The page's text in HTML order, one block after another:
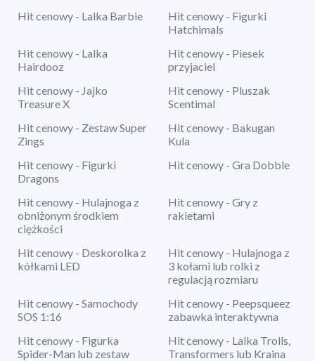
Hit cenowy - Lalka Barbie
Hit cenowy - Figurki
Hatchimals
Hit cenowy - Lalka
Hairdooz
Hit cenowy - Piesek
przyjaciel
Hit cenowy - Jajko
Treasure X
Hit cenowy - Pluszak
Scentimal
Hit cenowy - Zestaw Super
Zings
Hit cenowy - Bakugan
Kula
Hit cenowy - Figurki
Dragons
Hit cenowy - Gra Dobble
Hit cenowy - Hulajnoga z
obniżonym środkiem
ciężkości
Hit cenowy - Gry z
rakietami
Hit cenowy - Deskorolka z
kółkami LED
Hit cenowy - Hulajnoga z
3 kołami lub rolki z
regulacją rozmiaru
Hit cenowy - Samochody
SOS 1:16
Hit cenowy - Peepsqueez
zabawka interaktywna
Hit cenowy - Figurka
Spider-Man lub zestaw
Hit cenowy - Lalka Trolls,
Transformers lub Kraina